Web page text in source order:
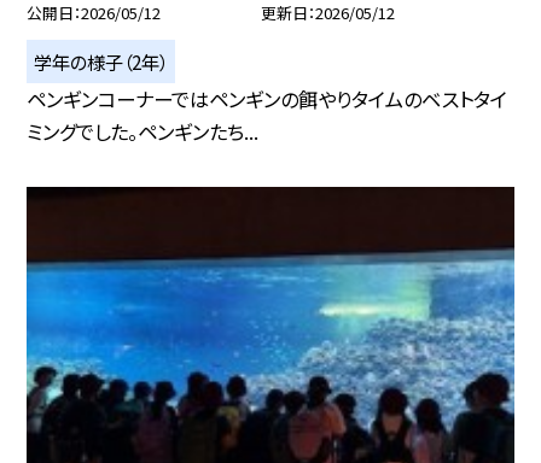
公開日 2026/05/12 更新日 2026/05/12
学年の様子（2年）
ペンギンコーナーではペンギンの餌やりタイムのベストタイ
ミングでした。ペンギンたち...